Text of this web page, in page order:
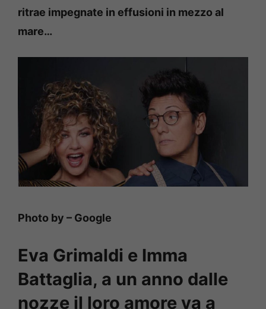
ritrae impegnate in effusioni in mezzo al
mare…
Photo by – Google
Eva Grimaldi e Imma
Battaglia, a un anno dalle
nozze il loro amore va a